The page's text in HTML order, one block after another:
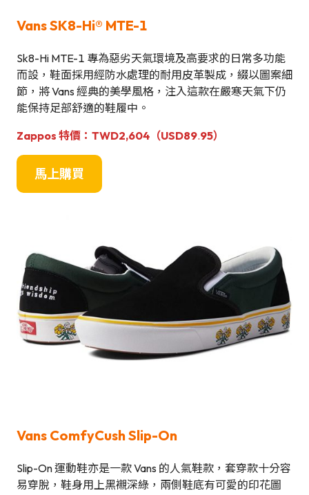
Vans SK8-Hi® MTE-1
Sk8-Hi MTE-1 專為惡劣天氣環境及高要求的日常多功能
而設，鞋面採用經防水處理的耐用皮革製成，綴以圖案細
節，將 Vans 經典的美學風格，注入這款在嚴寒天氣下仍
能保持足部舒適的鞋履中。
Zappos 特價：TWD2,604（USD89.95）
馬上購買
Vans ComfyCush Slip-On
Slip-On 運動鞋亦是一款 Vans 的人氣鞋款，套穿款十分容
易穿脫，鞋身用上黑襯深綠，兩側鞋底有可愛的印花圖